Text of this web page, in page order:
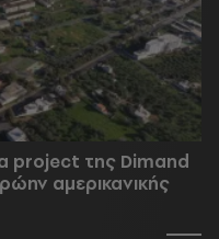
project της Dimand
αμερικανικής